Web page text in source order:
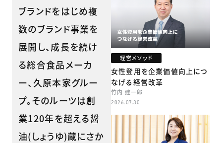
ブランドをはじめ複
数のブランド事業を
展開し、成長を続け
る総合食品メーカ
ー、久原本家グルー
プ。そのルーツは創
業120年を超える醤
油(しょうゆ)蔵にさか
経営メソッド
女性登用を企業価値向上につ
なげる経営改革
竹内 建一郎
2026.07.30